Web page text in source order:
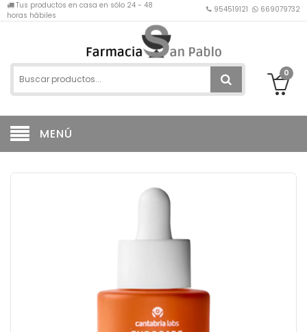
Tus productos en casa en sólo 24 - 48
horas hábiles
954519121 669079732
0
MENÚ